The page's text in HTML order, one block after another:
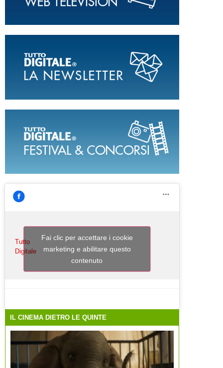
Tutto
Digitale
Fai clic per accettare i cookie
marketing e abilitare questo
contenuto
IL CINEMA DIETRO LE QUINTE